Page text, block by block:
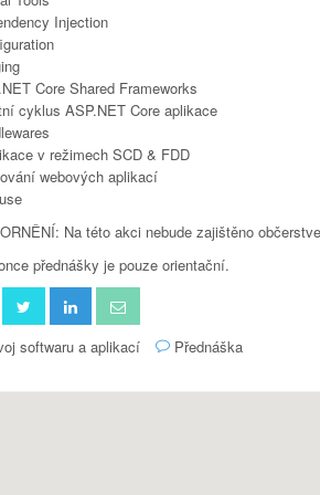
Injection
Core Shared Frameworks
cyklus ASP.NET Core aplikace
v režimech SCD & FDD
webových aplikací
Na této akci nebude zajištěno
přednášky je pouze orientační.
softwaru a aplikací Přednáška